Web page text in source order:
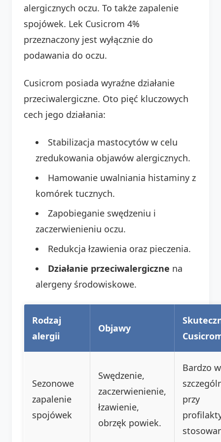
alergicznych oczu. To także zapalenie
spojówek. Lek Cusicrom 4%
przeznaczony jest wyłącznie do
podawania do oczu.
Cusicrom posiada wyraźne działanie
przeciwalergiczne. Oto pięć kluczowych
cech jego działania:
Stabilizacja mastocytów w celu
zredukowania objawów alergicznych.
Hamowanie uwalniania histaminy z
komórek tucznych.
Zapobieganie swędzeniu i
zaczerwienieniu oczu.
Redukcja łzawienia oraz pieczenia.
Działanie przeciwalergiczne na
alergeny środowiskowe.
Rodzaj
alergii
Objawy
Sezonowe
zapalenie
spojówek
Swędzenie,
zaczerwienienie,
łzawienie,
obrzęk powiek.
Bardzo
przy